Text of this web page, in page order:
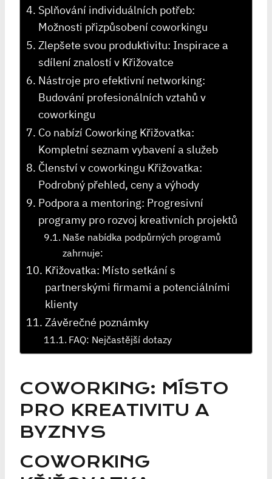
Splňování individuálních potřeb:
Možnosti přizpůsobení coworkingu
Zlepšete svou produktivitu: Inspirace a
sdílení znalostí v Křižovatce
Nástroje pro efektivní networking:
Budování profesionálních vztahů v
coworkingu
Co nabízí Coworking Křižovatka:
Kompletní seznam vybavení a služeb
Členství v coworkingu Křižovatka:
Podrobný přehled, ceny a výhody
Podpora a mentoring: Progresivní
programy pro rozvoj kreativních projektů
Naše nabídka podpůrných programů
zahrnuje:
Křižovatka: Místo setkání s
partnerskými firmami a potenciálními
klienty
Závěrečné poznámky
FAQ: Nejčastější dotazy
COWORKING: MÍSTO
PRO KREATIVITU A
BYZNYS
COWORKING